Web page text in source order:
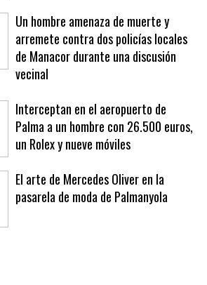
Un hombre amenaza de muerte y
arremete contra dos policías locales
de Manacor durante una discusión
vecinal
Interceptan en el aeropuerto de
Palma a un hombre con 26.500 euros,
un Rolex y nueve móviles
El arte de Mercedes Oliver en la
pasarela de moda de Palmanyola